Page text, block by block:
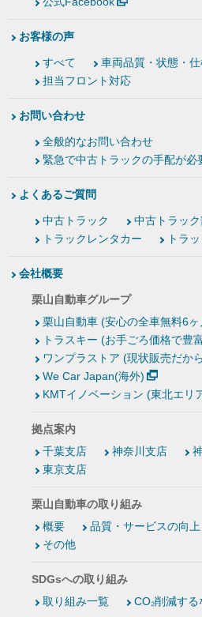
お客様の声
すべて 車両品質・状態・仕
担当フロント対応
お問い合わせ
全般的なお問い合わせ
緊急で中古トラックの手配が必
よくあるご質問
中古トラック
中古トラッ
トラックレンタカー
トラ
会社概要
栗山自動車グループ
栗山自動車 (安心の全車無料6ヶ
トラスキー (お手ごろ価格で豊
ワンプラストア (現状販売だか
We Car Japan(海外)
KMTイノベーション (東北エリ
拠点案内
千葉支店
神奈川支店
東京支店
栗山自動車の取り組み
概要
品質・サービスの向上
その他
SDGsへの取り組み
取り組み一覧
CO₂削減す